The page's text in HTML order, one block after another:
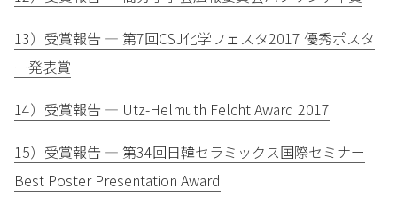
13）受賞報告 — 第7回CSJ化学フェスタ2017 優秀ポスタ
ー発表賞
14）受賞報告 — Utz-Helmuth Felcht Award 2017
15）受賞報告 — 第34回日韓セラミックス国際セミナー
Best Poster Presentation Award